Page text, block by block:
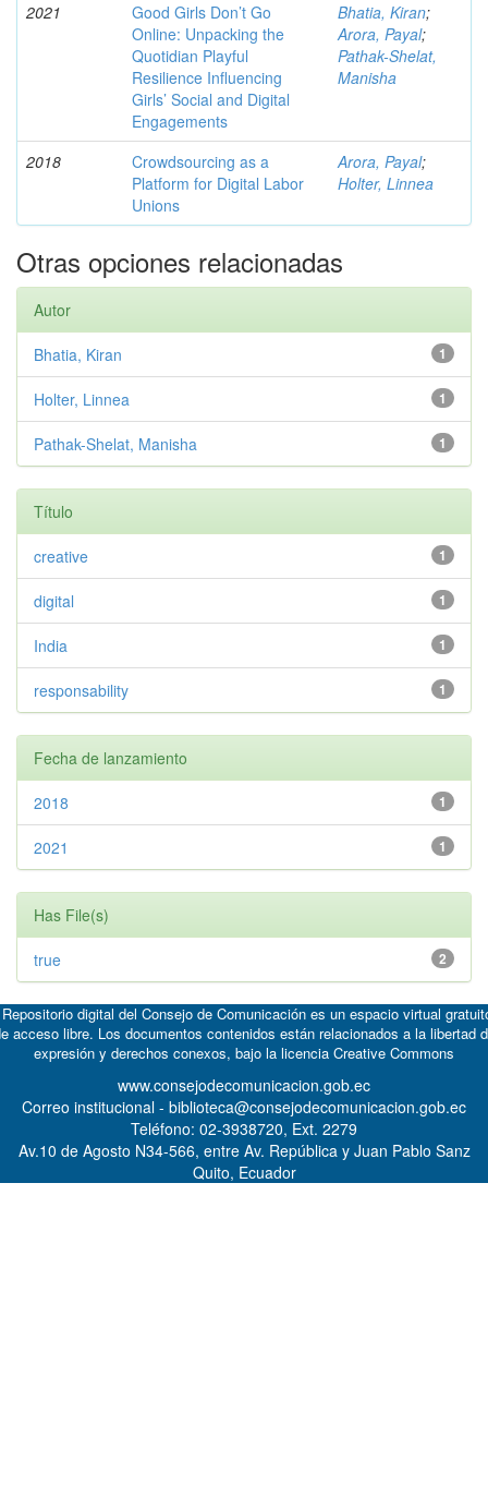
2021
Good Girls Don’t Go
Online: Unpacking the
Quotidian Playful
Resilience Influencing
Girls’ Social and Digital
Engagements
Bhatia, Kiran;
Arora, Payal;
Pathak-Shelat,
Manisha
2018
Crowdsourcing as a
Platform for Digital Labor
Unions
Arora, Payal;
Holter, Linnea
Otras opciones relacionadas
Autor
1
Bhatia, Kiran
1
Holter, Linnea
1
Pathak-Shelat, Manisha
Título
1
creative
1
digital
1
India
1
responsability
Fecha de lanzamiento
1
2018
1
2021
Has File(s)
2
true
digital del Consejo de Comunicación es un espacio virtual
acceso libre. Los documentos contenidos están relacionados a la libertad
expresión y derechos conexos, bajo la licencia Creative Commons
www.consejodecomunicacion.gob.ec
Correo institucional - biblioteca@consejodecomunicacion.gob.ec
Teléfono: 02-3938720, Ext. 2279
Av.10 de Agosto N34-566, entre Av. República y Juan Pablo Sanz
Quito, Ecuador